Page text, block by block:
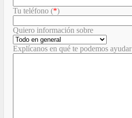
Tu teléfono (*)
Quiero información sobre
Explícanos en qué te podemos ayudar